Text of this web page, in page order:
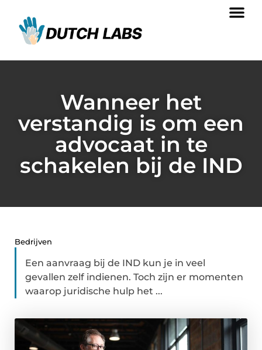
Wanneer het
verstandig is om een
advocaat in te
schakelen bij de IND
Bedrijven
Een aanvraag bij de IND kun je in veel
gevallen zelf indienen. Toch zijn er momenten
waarop juridische hulp het ...